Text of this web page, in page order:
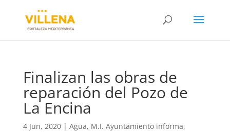
Finalizan las obras de
reparación del Pozo de
La Encina
4 Jun, 2020| Agua, M.I. Ayuntamiento informa,